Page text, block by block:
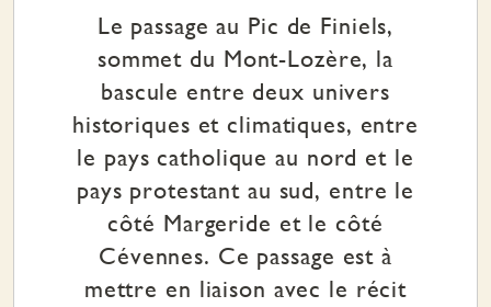
Le passage au Pic de Finiels,
sommet du Mont-Lozère, la
bascule entre deux univers
historiques et climatiques, entre
le pays catholique au nord et le
pays protestant au sud, entre le
côté Margeride et le côté
Cévennes. Ce passage est à
mettre en liaison avec le récit